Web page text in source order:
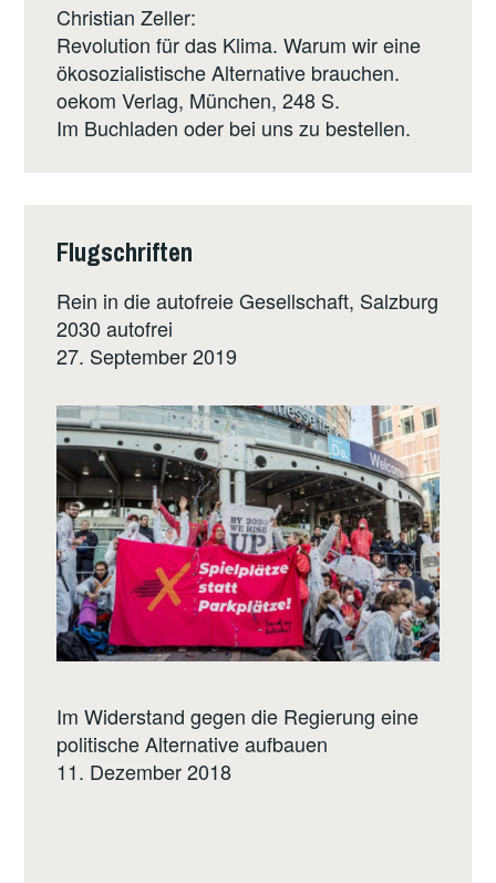
Christian Zeller:
Revolution für das Klima. Warum wir eine
ökosozialistische Alternative brauchen.
oekom Verlag, München, 248 S.
Im Buchladen oder bei uns zu bestellen.
Flugschriften
Rein in die autofreie Gesellschaft, Salzburg
2030 autofrei
27. September 2019
Im Widerstand gegen die Regierung eine
politische Alternative aufbauen
11. Dezember 2018